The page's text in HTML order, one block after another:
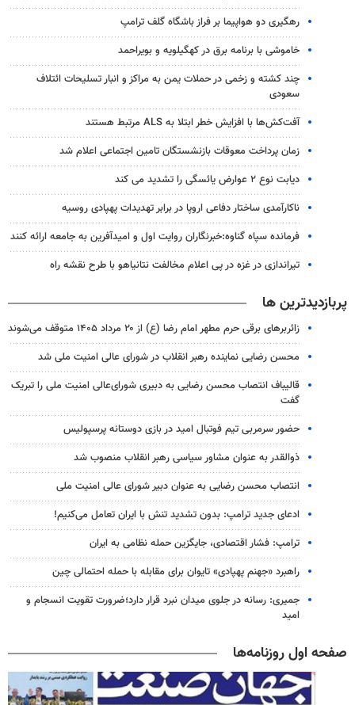
رهگیری دو هواپیما بر فراز باشگاه گلف ترامپ
خاموشی با برنامه برق در کهگیلویه و بویراحمد
چند کشته و زخمی در حملات یمن به مراکز و انبار تسلیحات ائتلاف
سعودی
آفت‌کش‌ها با افزایش خطر ابتلا به ALS مرتبط هستند
زمان پرداخت معوقات بازنشستگان تامین اجتماعی اعلام شد
دیابت نوع ۲ عوارض یائسگی را تشدید می کند
ناکارآمدی ساختار دفاعی اروپا در برابر تهدیدات پهپادی روسیه
فرمانده سپاه گناوه:خبرنگاران روایت اول و امیدآفرین به جامعه ارائه کنند
تیراندازی در غزه در پی اعلام مخالفت نتانیاهو با طرح نقشه راه
پربازدیدترین ها
زائربرهای برقی حرم مطهر امام رضا (ع) از ۲۰ مرداد ۱۴۰۵ متوقف می‌شوند
محسن رضایی نماینده رهبر انقلاب در شورای عالی امنیت ملی شد
قالیباف انتصاب محسن رضایی به دبیری شورای‌عالی امنیت ملی را تبریک
گفت
حضور سرمربی تیم فوتبال امید در بازی دوستانه پرسپولیس
ذوالقدر به عنوان مشاور سیاسی رهبر انقلاب منصوب شد
انتصاب محسن رضایی به عنوان دبیر شورای عالی امنیت ملی
ادعای جدید ترامپ: بدون تشدید تنش با ایران تعامل می‌کنیم!
ترامپ: فشار اقتصادی، جایگزین حمله نظامی به ایران
راهبرد «جهنم پهپادی» تایوان برای مقابله با حمله احتمالی چین
جمیری: رسانه‌ در جلوی میدان نبرد قرار دارد؛ضرورت تقویت انسجام و
امید
صفحه اول روزنامه‌ها